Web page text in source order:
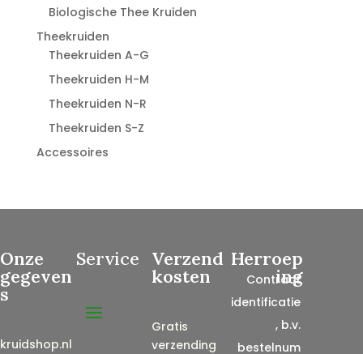
Biologische Thee Kruiden
Theekruiden
Theekruiden A-G
Theekruiden H-M
Theekruiden N-R
Theekruiden S-Z
Accessoires
Onze
gegeven
s
kruidshop.nl
Service Verzend
kosten
Gratis
verzending
Herroep
ing
Contract
identificatie
, b.v.
bestelnum